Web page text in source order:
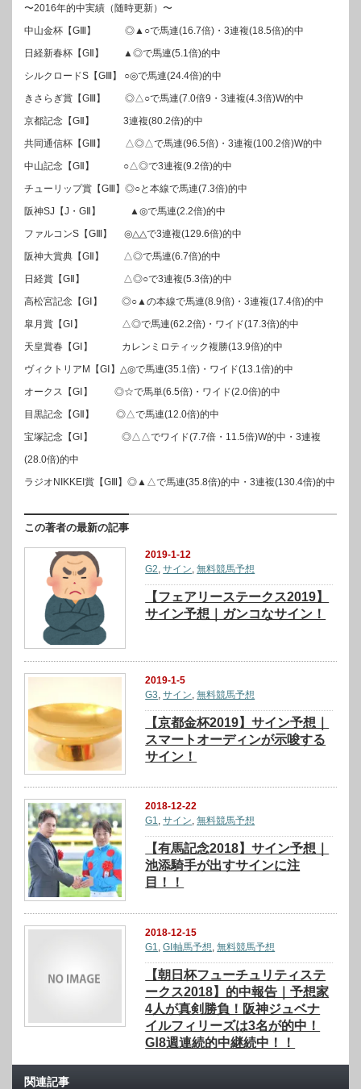
〜2016年的中実績（随時更新）〜
中山金杯【GⅢ】 ◎▲○で馬連(16.7倍)・3連複(18.5倍)的中
日経新春杯【GⅡ】 ▲◎で馬連(5.1倍)的中
シルクロードS【GⅢ】 ○◎で馬連(24.4倍)的中
きさらぎ賞【GⅢ】 ◎△○で馬連(7.0倍9・3連複(4.3倍)W的中
京都記念【GⅡ】 3連複(80.2倍)的中
共同通信杯【GⅢ】 △◎△で馬連(96.5倍)・3連複(100.2倍)W的中
中山記念【GⅡ】 ○△◎で3連複(9.2倍)的中
チューリップ賞【GⅢ】◎○と本線で馬連(7.3倍)的中
阪神SJ【J・GⅡ】 ▲◎で馬連(2.2倍)的中
ファルコンS【GⅢ】 ◎△△で3連複(129.6倍)的中
阪神大賞典【GⅡ】 △◎で馬連(6.7倍)的中
日経賞【GⅡ】 △◎○で3連複(5.3倍)的中
高松宮記念【GⅠ】 ◎○▲の本線で馬連(8.9倍)・3連複(17.4倍)的中
皐月賞【GⅠ】 △◎で馬連(62.2倍)・ワイド(17.3倍)的中
天皇賞春【GⅠ】 カレンミロティック複勝(13.9倍)的中
ヴィクトリアM【GⅠ】△◎で馬連(35.1倍)・ワイド(13.1倍)的中
オークス【GⅠ】 ◎☆で馬単(6.5倍)・ワイド(2.0倍)的中
目黒記念【GⅡ】 ◎△で馬連(12.0倍)的中
宝塚記念【GⅠ】 ◎△△でワイド(7.7倍・11.5倍)W的中・3連複
(28.0倍)的中
ラジオNIKKEI賞【GⅢ】◎▲△で馬連(35.8倍)的中・3連複(130.4倍)的中
この著者の最新の記事
2019-1-12
G2 ,サイン ,無料競馬予想
【フェアリーステークス2019】
サイン予想｜ガンコなサイン！
2019-1-5
G3,サイン,無料競馬予想
【京都金杯2019】サイン予想｜
スマートオーディンが示唆する
サイン！
2018-12-22
G1,サイン,無料競馬予想
【有馬記念2018】サイン予想｜
池添騎手が出すサインに注
目！！
2018-12-15
G1,GⅠ軸馬予想,無料競馬予想
【朝日杯フューチュリティステ
ークス2018】的中報告｜予想家
4人が真剣勝負！阪神ジュベナ
イルフィリーズは3名が的中！
GⅠ8週連続的中継続中！！
関連記事